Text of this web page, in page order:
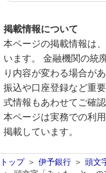
掲載情報について
本ページの掲載情報は
います。 金融機関の統
り内容が変わる場合があ
振込や口座登録など重
式情報もあわせてご確認
本ページは実務での利
掲載しています。
トップ 伊予銀行
頭文